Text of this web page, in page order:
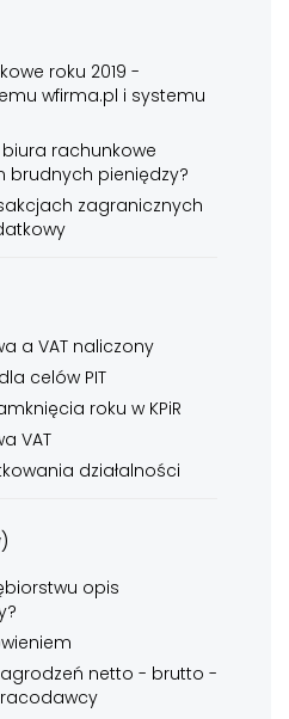
roku 2019 -
wfirma.pl i systemu
rachunkowe
brudnych pieniędzy?
zagranicznych
a VAT naliczony
celów PIT
roku w KPiR
VAT
działalności
opis
netto - brutto -